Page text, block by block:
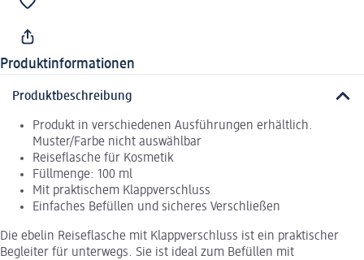
Produktinformationen
Produktbeschreibung
Produkt in verschiedenen Ausführungen erhältlich.
Muster/Farbe nicht auswählbar
Reiseflasche für Kosmetik
Füllmenge: 100 ml
Mit praktischem Klappverschluss
Einfaches Befüllen und sicheres Verschließen
Die ebelin Reiseflasche mit Klappverschluss ist ein praktischer
Begleiter für unterwegs. Sie ist ideal zum Befüllen mit